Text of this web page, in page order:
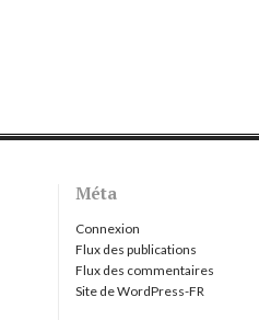
Méta
Connexion
Flux des publications
Flux des commentaires
Site de WordPress-FR